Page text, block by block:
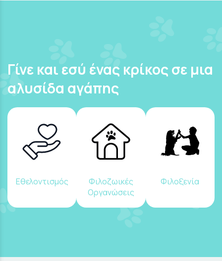
Γίνε και εσύ ένας κρίκος σε μια
αλυσίδα αγάπης
Εθελοντισμός
Φιλοζωικές
Οργανώσεις
Φιλοξενία